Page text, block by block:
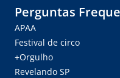
Perguntas
APAA
Festival de circo
+Orgulho
Revelando SP